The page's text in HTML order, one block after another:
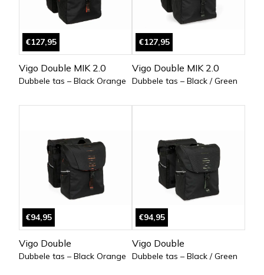
€127,95
Vigo Double MIK 2.0
Dubbele tas – Black Orange
€127,95
Vigo Double MIK 2.0
Dubbele tas – Black / Green
€94,95
Vigo Double
Dubbele tas – Black Orange
€94,95
Vigo Double
Dubbele tas – Black / Green